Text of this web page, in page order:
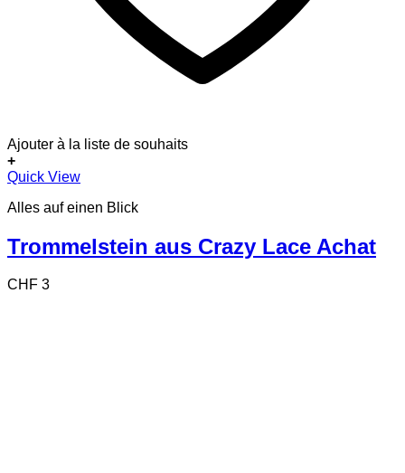
Ajouter à la liste de souhaits
+
Quick View
Alles auf einen Blick
Trommelstein aus Crazy Lace Achat
CHF 3